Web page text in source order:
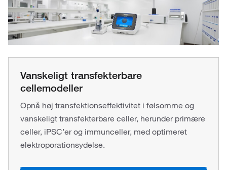
Vanskeligt transfekterbare
cellemodeller
Opnå høj transfektionseffektivitet i følsomme og
vanskeligt transfekterbare celler, herunder primære
celler, iPSC’er og immunceller, med optimeret
elektroporationsydelse.